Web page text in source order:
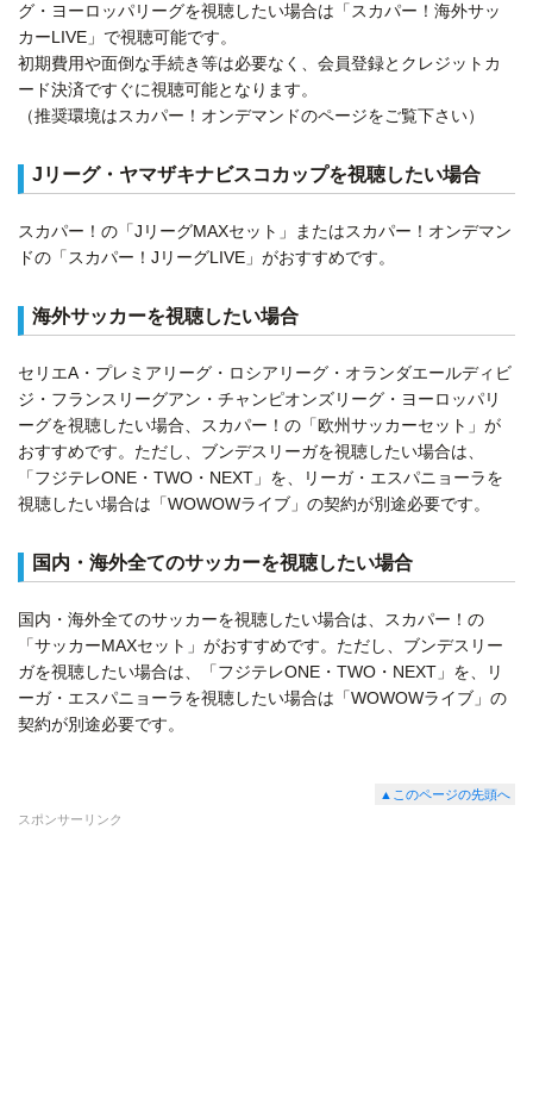
グ・ヨーロッパリーグを視聴したい場合は「スカパー！海外サッ
カーLIVE」で視聴可能です。
初期費用や面倒な手続き等は必要なく、会員登録とクレジットカ
ード決済ですぐに視聴可能となります。
（推奨環境はスカパー！オンデマンドのページをご覧下さい）
Jリーグ・ヤマザキナビスコカップを視聴したい場合
スカパー！の「JリーグMAXセット」またはスカパー！オンデマン
ドの「スカパー！JリーグLIVE」がおすすめです。
海外サッカーを視聴したい場合
セリエA・プレミアリーグ・ロシアリーグ・オランダエールディビ
ジ・フランスリーグアン・チャンピオンズリーグ・ヨーロッパリ
ーグを視聴したい場合、スカパー！の「欧州サッカーセット」が
おすすめです。ただし、ブンデスリーガを視聴したい場合は、
「フジテレONE・TWO・NEXT」を、リーガ・エスパニョーラを
視聴したい場合は「WOWOWライブ」の契約が別途必要です。
国内・海外全てのサッカーを視聴したい場合
国内・海外全てのサッカーを視聴したい場合は、スカパー！の
「サッカーMAXセット」がおすすめです。ただし、ブンデスリー
ガを視聴したい場合は、「フジテレONE・TWO・NEXT」を、リ
ーガ・エスパニョーラを視聴したい場合は「WOWOWライブ」の
契約が別途必要です。
▲このページの先頭へ
スポンサーリンク